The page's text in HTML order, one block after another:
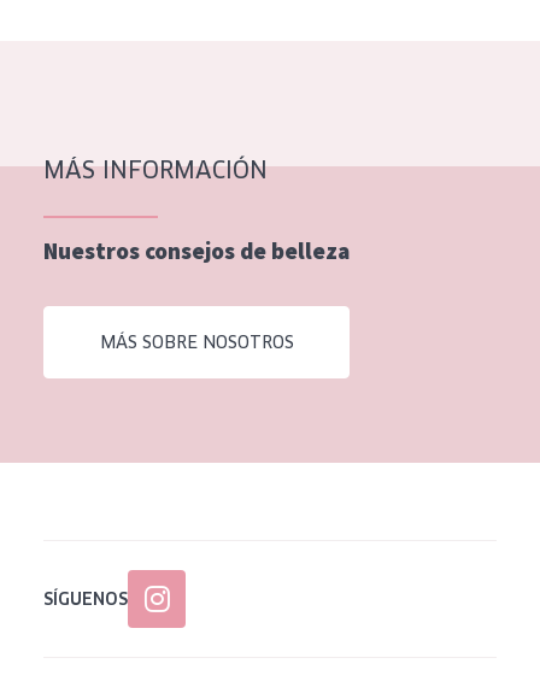
Piel normal y seca
Piel mixata o grasa
Piel madura
Piel expuesta al sol
Piel menopáusica
Todas las edades
MÁS INFORMACIÓN
Nuestros consejos de belleza
MÁS SOBRE NOSOTROS
SÍGUENOS